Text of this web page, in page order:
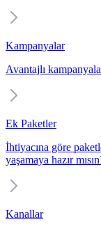
Kampanyalar
Avantajlı
Ek Paketler
İhtiyacına göre
yaşamaya hazır
Kanallar